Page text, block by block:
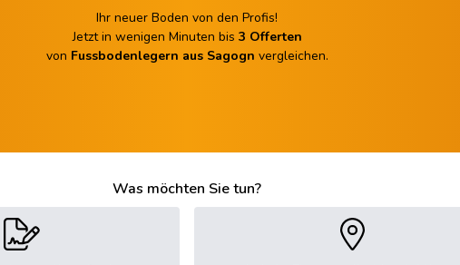
Ihr neuer Boden von den Profis!
Jetzt in wenigen Minuten bis 3 Offerten
von Fussbodenlegern aus Sagogn vergleichen.
Was möchten Sie tun?